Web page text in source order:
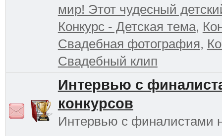
мир! Этот чудесный
Конкурс - Детская тема,
Свадебная фотография,
Свадебный клип
Интервью с
конкурсов
Интервью с финалистами